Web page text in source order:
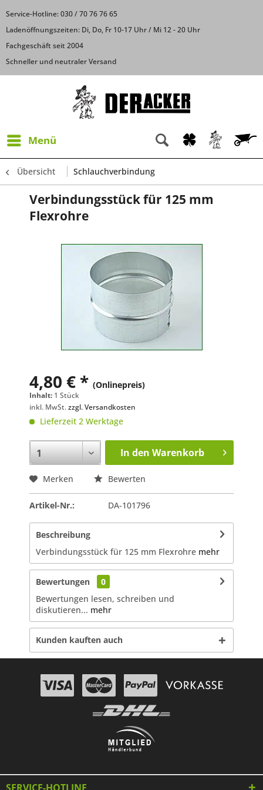
Service-Hotline: 030 / 70 76 76 65
Ladenöffnungszeiten: Di, Do, Fr 10-17 Uhr / Mi 12 - 20 Uhr
Fachgeschäft seit 2004
Schneller und neutraler Versand
Menü
Übersicht Schlauchverbindung
Verbindungsstück für 125 mm
Flexrohre
4,80 € * (Onlinepreis)
Inhalt: 1 Stück
inkl. MwSt.zzgl. Versandkosten
Lieferzeit 2 Werktage
In den Warenkorb
Merken Bewerten
Artikel-Nr.: DA-101796
Beschreibung
Verbindungsstück für 125 mm Flexrohre mehr
Bewertungen
0
Bewertungen lesen, schreiben und
diskutieren... mehr
Kunden kauften auch
SERVICE-HOTLINE